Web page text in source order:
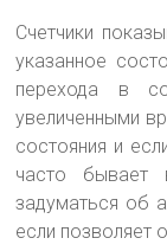
Счетчики
указанное
перехода в
увеличенными
состояния и
часто
задуматься об
если позволяет